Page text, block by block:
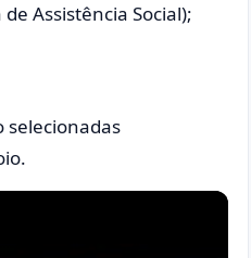
Assistência Social);
selecionadas